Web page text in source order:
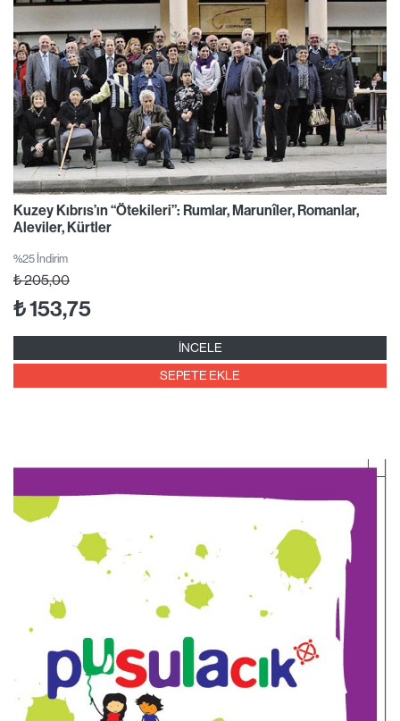
Kuzey Kıbrıs’ın “Ötekileri”: Rumlar, Marunîler, Romanlar,
Aleviler, Kürtler
%25 İndirim
₺205,00
₺153,75
İNCELE
SEPETE EKLE